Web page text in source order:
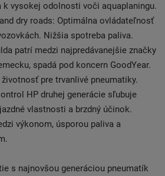
k vysokej odolnosti voči aquaplaningu.
dry roads: Optimálna ovládateľnosť
Nižšia spotreba paliva.
patrí medzi najpredávanejšie značky
spadá pod koncern GoodYear.
pre trvanlivé pneumatiky.
HP druhej generácie sľubuje
vlastnosti a brzdný účinok.
výkonom, úsporou paliva a
s najnovšou generáciou pneumatík